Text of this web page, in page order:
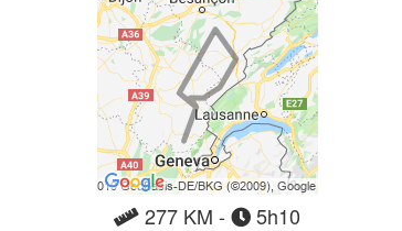
277 KM - 5h10